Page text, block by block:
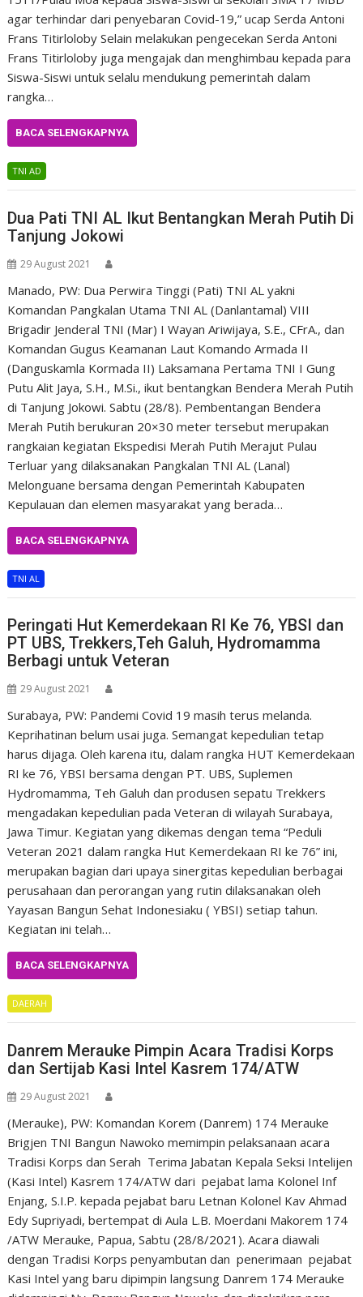
agar terhindar dari penyebaran Covid-19,” ucap Serda Antoni
Frans Titirloloby Selain melakukan pengecekan Serda Antoni
Frans Titirloloby juga mengajak dan menghimbau kepada para
Siswa-Siswi untuk selalu mendukung pemerintah dalam
rangka…
BACA SELENGKAPNYA
TNI AD
Dua Pati TNI AL Ikut Bentangkan Merah Putih Di
Tanjung Jokowi
29 August 2021
Manado, PW: Dua Perwira Tinggi (Pati) TNI AL yakni
Komandan Pangkalan Utama TNI AL (Danlantamal) VIII
Brigadir Jenderal TNI (Mar) I Wayan Ariwijaya, S.E., CFrA., dan
Komandan Gugus Keamanan Laut Komando Armada II
(Danguskamla Kormada II) Laksamana Pertama TNI I Gung
Putu Alit Jaya, S.H., M.Si., ikut bentangkan Bendera Merah Putih
di Tanjung Jokowi. Sabtu (28/8). Pembentangan Bendera
Merah Putih berukuran 20×30 meter tersebut merupakan
rangkaian kegiatan Ekspedisi Merah Putih Merajut Pulau
Terluar yang dilaksanakan Pangkalan TNI AL (Lanal)
Melonguane bersama dengan Pemerintah Kabupaten
Kepulauan dan elemen masyarakat yang berada…
BACA SELENGKAPNYA
TNI AL
Peringati Hut Kemerdekaan RI Ke 76, YBSI dan
PT UBS, Trekkers,Teh Galuh, Hydromamma
Berbagi untuk Veteran
29 August 2021
Surabaya, PW: Pandemi Covid 19 masih terus melanda.
Keprihatinan belum usai juga. Semangat kepedulian tetap
harus dijaga. Oleh karena itu, dalam rangka HUT Kemerdekaan
RI ke 76, YBSI bersama dengan PT. UBS, Suplemen
Hydromamma, Teh Galuh dan produsen sepatu Trekkers
mengadakan kepedulian pada Veteran di wilayah Surabaya,
Jawa Timur. Kegiatan yang dikemas dengan tema “Peduli
Veteran 2021 dalam rangka Hut Kemerdekaan RI ke 76” ini,
merupakan bagian dari upaya sinergitas kepedulian berbagai
perusahaan dan perorangan yang rutin dilaksanakan oleh
Yayasan Bangun Sehat Indonesiaku ( YBSI) setiap tahun.
Kegiatan ini telah…
BACA SELENGKAPNYA
DAERAH
Danrem Merauke Pimpin Acara Tradisi Korps
dan Sertijab Kasi Intel Kasrem 174/ATW
29 August 2021
(Merauke), PW: Komandan Korem (Danrem) 174 Merauke
Brigjen TNI Bangun Nawoko memimpin pelaksanaan acara
Tradisi Korps dan Serah Terima Jabatan Kepala Seksi Intelijen
(Kasi Intel) Kasrem 174/ATW dari pejabat lama Kolonel Inf
Enjang, S.I.P. kepada pejabat baru Letnan Kolonel Kav Ahmad
Edy Supriyadi, bertempat di Aula L.B. Moerdani Makorem 174
/ATW Merauke, Papua, Sabtu (28/8/2021). Acara diawali
dengan Tradisi Korps penyambutan dan penerimaan pejabat
Kasi Intel yang baru dipimpin langsung Danrem 174 Merauke